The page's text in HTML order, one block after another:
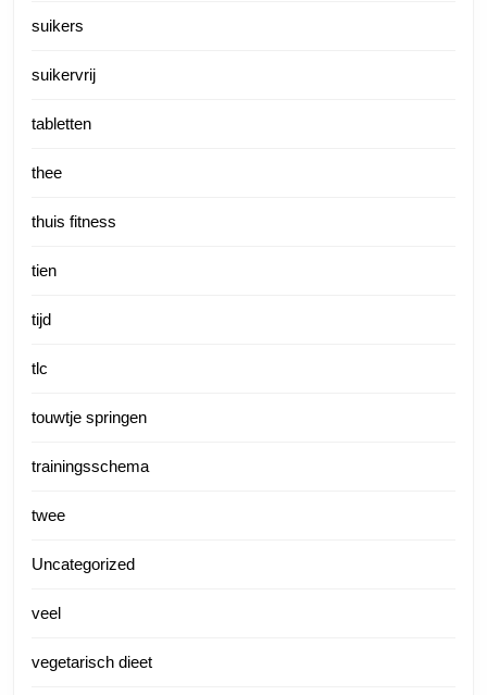
suikers
suikervrij
tabletten
thee
thuis fitness
tien
tijd
tlc
touwtje springen
trainingsschema
twee
Uncategorized
veel
vegetarisch dieet